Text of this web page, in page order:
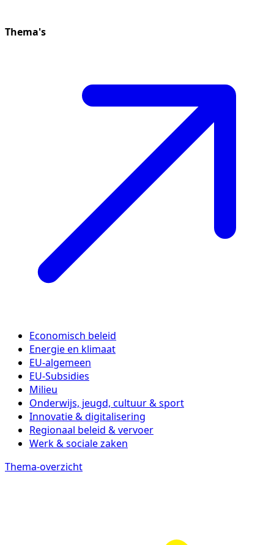
Thema's
Economisch beleid
Energie en klimaat
EU-algemeen
EU-Subsidies
Milieu
Onderwijs, jeugd, cultuur & sport
Innovatie & digitalisering
Regionaal beleid & vervoer
Werk & sociale zaken
Thema-overzicht